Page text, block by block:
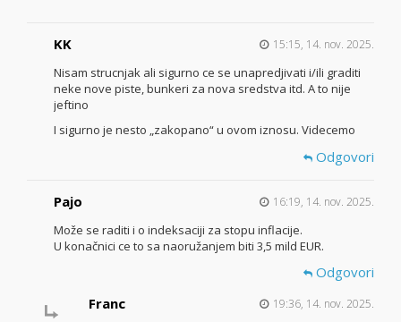
KK 15:15, 14. nov. 2025.
Nisam strucnjak ali sigurno ce se unapredjivati i/ili graditi
neke nove piste, bunkeri za nova sredstva itd. A to nije
jeftino
I sigurno je nesto „zakopano“ u ovom iznosu. Videcemo
Odgovori
Pajo 16:19, 14. nov. 2025.
Može se raditi i o indeksaciji za stopu inflacije.
U konačnici ce to sa naoružanjem biti 3,5 mild EUR.
Odgovori
Franc
19:36, 14. nov. 2025.